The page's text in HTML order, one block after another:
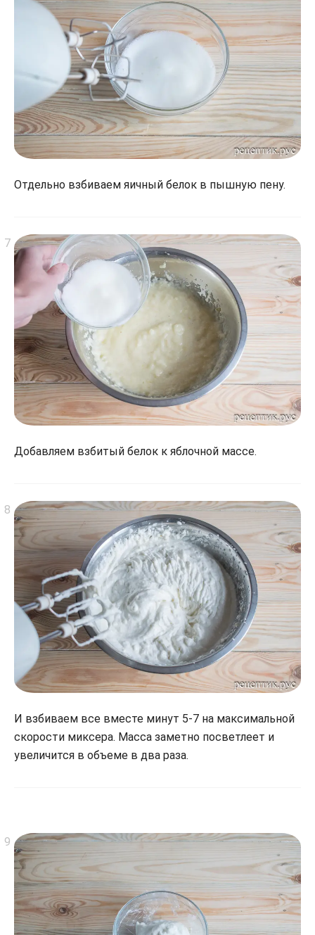
Отдельно взбиваем яичный белок в пышную пену.
Добавляем взбитый белок к яблочной массе.
И взбиваем все вместе минут 5-7 на максимальной
скорости миксера. Масса заметно посветлеет и
увеличится в объеме в два раза.